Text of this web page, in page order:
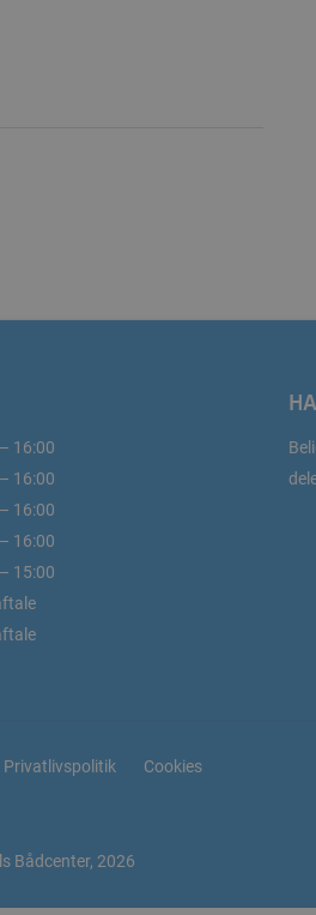
16:00
16:00
16:00
16:00
15:00
Privatlivspolitik Cookies
Bådcenter, 2026